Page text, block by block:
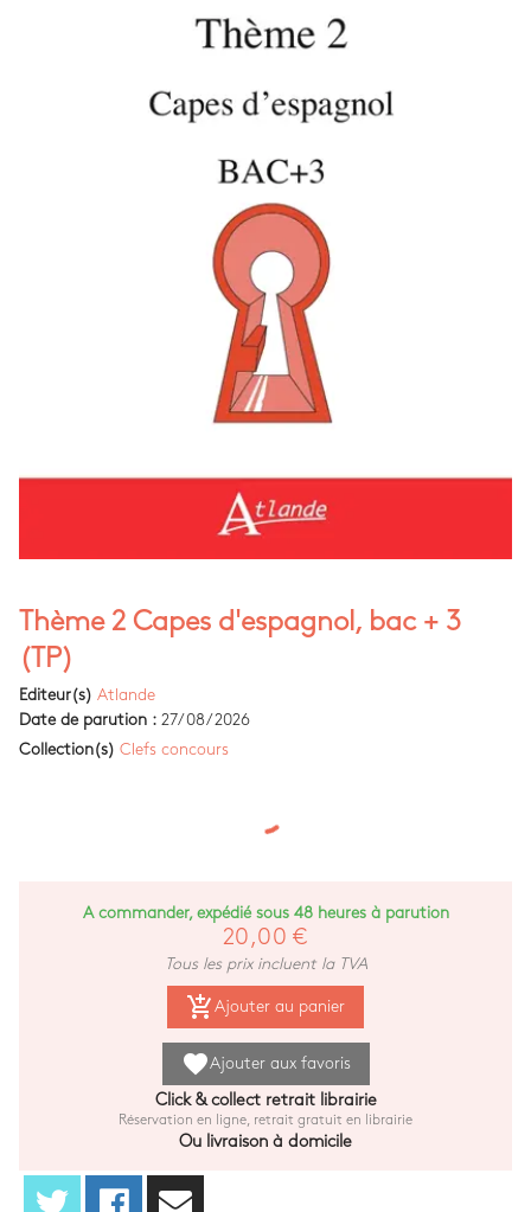
Thème 2 Capes d'espagnol, bac + 3
(TP)
Editeur(s) Atlande
Date de parution : 27/08/2026
Collection(s) Clefs concours
A commander, expédié sous 48 heures à parution
20,00 €
Tous les prix incluent la TVA
add_shopping_cart Ajouter au panier
favoriteAjouter aux favoris
Click & collect retrait librairie
Réservation en ligne, retrait gratuit en librairie
Ou livraison à domicile